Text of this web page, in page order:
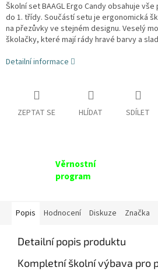
Školní set BAAGL Ergo Candy obsahuje
do 1. třídy. Součástí setu je ergonomická
na přezůvky ve stejném designu. Veselý
školačky, které mají rády hravé barvy a
Detailní informace
ZEPTAT SE HLÍDAT SDÍLET
Věrnostní
program
Popis Hodnocení Diskuze Značka
Detailní popis produktu
Kompletní školní výbava pro